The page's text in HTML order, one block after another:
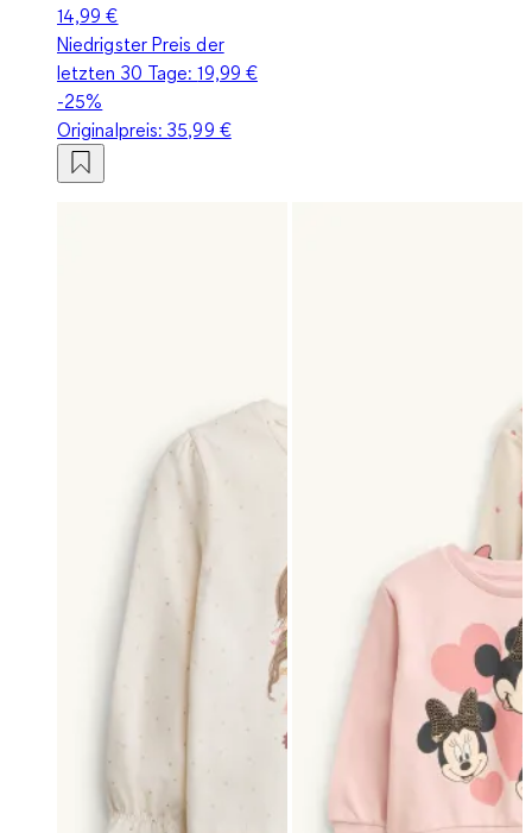
14,99 €
Niedrigster Preis der
letzten 30 Tage:19,99 €
-25%
Originalpreis:35,99 €